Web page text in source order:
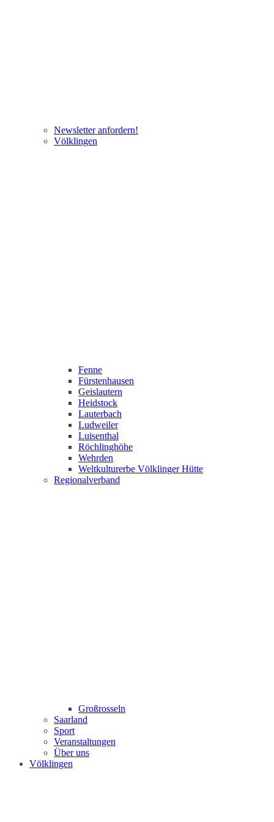
Newsletter anfordern!
Völklingen
Fenne
Fürstenhausen
Geislautern
Heidstock
Lauterbach
Ludweiler
Luisenthal
Röchlinghöhe
Wehrden
Weltkulturerbe Völklinger Hütte
Regionalverband
Großrosseln
Saarland
Sport
Veranstaltungen
Über uns
Völklingen